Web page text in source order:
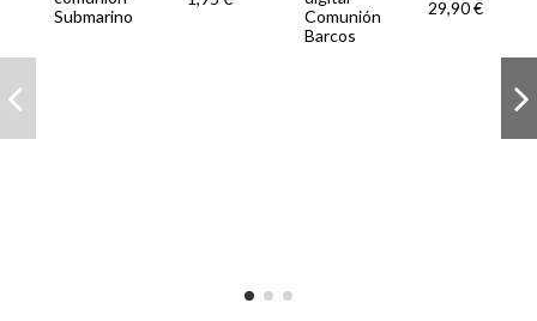
Submarino
Comunión
Barcos
29,90 €